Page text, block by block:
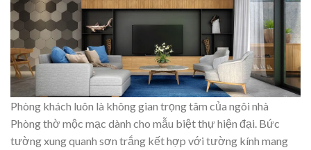
Phòng khách luôn là không gian trọng tâm của ngôi nhà
Phòng thờ mộc mạc dành cho mẫu biệt thự hiện đại. Bức
tường xung quanh sơn trắng kết hợp với tường kính mang